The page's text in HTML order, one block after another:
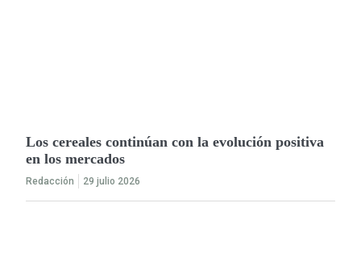
Los cereales continúan con la evolución positiva
en los mercados
Redacción 29 julio 2026